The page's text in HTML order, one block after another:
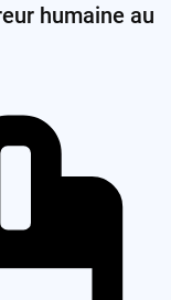
humaine au